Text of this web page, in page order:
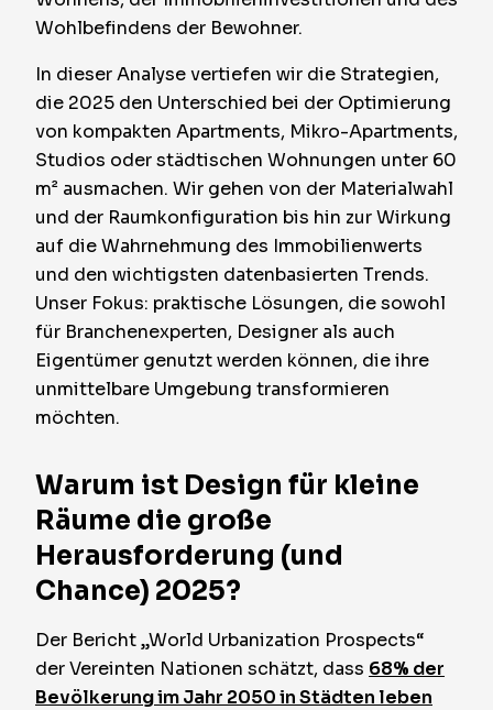
Wohlbefindens der Bewohner.
In dieser Analyse vertiefen wir die Strategien,
die 2025 den Unterschied bei der Optimierung
von kompakten Apartments, Mikro-Apartments,
Studios oder städtischen Wohnungen unter 60
m² ausmachen. Wir gehen von der Materialwahl
und der Raumkonfiguration bis hin zur Wirkung
auf die Wahrnehmung des Immobilienwerts
und den wichtigsten datenbasierten Trends.
Unser Fokus: praktische Lösungen, die sowohl
für Branchenexperten, Designer als auch
Eigentümer genutzt werden können, die ihre
unmittelbare Umgebung transformieren
möchten.
Warum ist Design für kleine
Räume die große
Herausforderung (und
Chance) 2025?
Der Bericht „World Urbanization Prospects“
der Vereinten Nationen schätzt, dass 68% der
Bevölkerung im Jahr 2050 in Städten leben